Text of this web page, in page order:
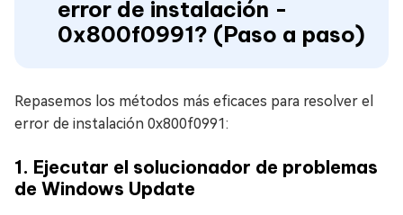
error de instalación -
0x800f0991? (Paso a paso)
Repasemos los métodos más eficaces para resolver el
error de instalación 0x800f0991:
1. Ejecutar el solucionador de problemas
de Windows Update